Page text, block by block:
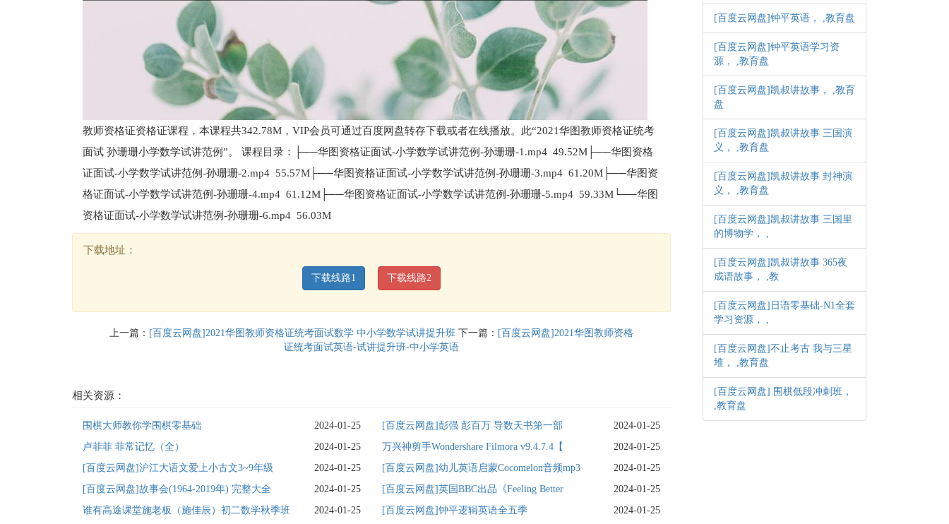
教师资格证资格证课程，本课程共342.78M，VIP会员可通过百度网盘转存下载或者在线播放。此“2021华图教师资格证统考
面试 孙珊珊小学数学试讲范例”。 课程目录：├──华图资格证面试-小学数学试讲范例-孙珊珊-1.mp4 49.52M├──华图资格
证面试-小学数学试讲范例-孙珊珊-2.mp4 55.57M├──华图资格证面试-小学数学试讲范例-孙珊珊-3.mp4 61.20M├──华图资
格证面试-小学数学试讲范例-孙珊珊-4.mp4 61.12M├──华图资格证面试-小学数学试讲范例-孙珊珊-5.mp4 59.33M└──华图
资格证面试-小学数学试讲范例-孙珊珊-6.mp4 56.03M
下载地址：
下载线路1 下载线路2
上一篇： [百度云网盘]2021华图教师资格证统考面试数学 中小学数学试讲提升班下一篇： [百度云网盘]2021华图教师资格
证统考面试英语-试讲提升班-中小学英语
相关资源：
围棋大师教你学围棋零基础 2024-01-25 [百度云网盘]彭强 彭百万 导数天书第一部
2024-01-25
卢菲菲 菲常记忆（全）
2024-01-25 万兴神剪手Wondershare Filmora v9.4.7.4【
2024-01-25
[百度云网盘]沪江大语文爱上小古文3~9年级
2024-01-25 [百度云网盘]幼儿英语启蒙Cocomelon音频mp3
2024-01-25
[百度云网盘]故事会(1964-2019年) 完整大全
2024-01-25 [百度云网盘]英国BBC出品《Feeling Better
2024-01-25
谁有高途课堂施老板（施佳辰）初二数学秋季班
2024-01-25 [百度云网盘]钟平逻辑英语全五季 2024-01-25
[百度云网盘]钟平英语， ,教育盘
[百度云网盘]钟平英语学习资
源， ,教育盘
[百度云网盘]凯叔讲故事， ,教育
盘
[百度云网盘]凯叔讲故事 三国演
义， ,教育盘
[百度云网盘]凯叔讲故事 封神演
义， ,教育盘
[百度云网盘]凯叔讲故事 三国里
的博物学， ,
[百度云网盘]凯叔讲故事 365夜
成语故事， ,教
[百度云网盘]日语零基础-N1全套
学习资源， ,
[百度云网盘]不止考古 我与三星
堆， ,教育盘
[百度云网盘] 围棋低段冲刺班，
,教育盘